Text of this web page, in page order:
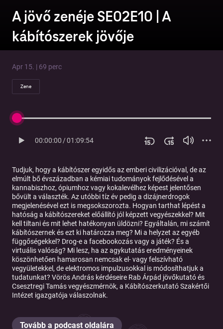
A jövő zenéje SE02E10 | A
kábítószerek jövője
Apr 15. | 69 perc
Zene
00:00:00/01:09:54
Tudjuk, hogy a kábítószer egyidős az emberi civilizációval, de az
elmúlt bő évszázadban a kémiai tudományok fejlődésével a
kannabiszhoz, ópiumhoz vagy kokalevélhez képest jelentősen
bővült a választék. Az utóbbi tíz év pedig a dizájnerdrogok
megjelenésével ezt is megsokszorozta. Hogyan tarthat lépést a
hatóság a kábítószereket előállító jól képzett vegyészekkel? Mit
kell tiltani és mit lehet hatékonyan üldözni? Egyáltalán, mi számít
kábítószernek és ezt ki határozza meg? Mi a helyzet az egyéb
függőségekkel? Drog-e a facebookozás vagy a játék? És a
virtuális valóság? Mi lesz, ha az agykutatás eredményeinek
köszönhetően hamarosan nemcsak el- vagy felszívható
vegyületekkel, de elektromos impulzusokkal is módosíthatjuk a
tudatunkat? Vörös András kérdéseire Rab Árpád jövőkutató és
Csesztregi Tamás vegyészmérnök, a Kábítószerkutató Szakértői
Intézet igazgatója válaszolnak.
Tovább a podcast oldalára